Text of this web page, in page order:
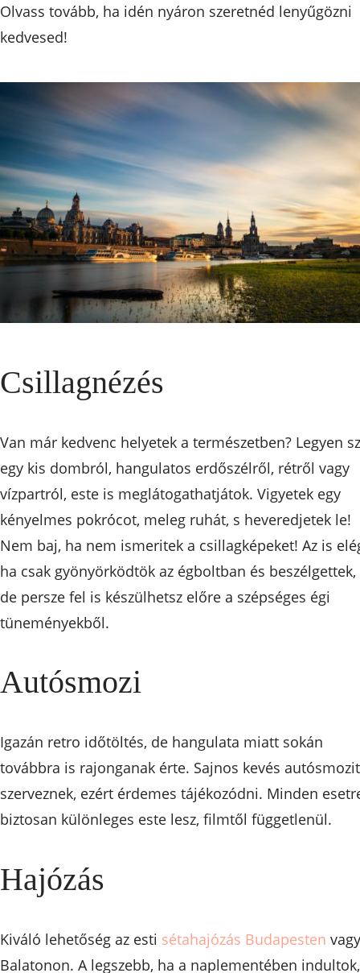
Olvass tovább, ha idén nyáron szeretnéd lenyűgözni
kedvesed!
Csillagnézés
Van már kedvenc helyetek a természetben? Legyen
egy kis dombról, hangulatos erdőszélről, rétről vagy
vízpartról, este is meglátogathatjátok. Vigyetek egy
kényelmes pokrócot, meleg ruhát, s heveredjetek le!
Nem baj, ha nem ismeritek a csillagképeket! Az is
ha csak gyönyörködtök az égboltban és beszélgettek,
de persze fel is készülhetsz előre a szépséges égi
tüneményekből.
Autósmozi
Igazán retro időtöltés, de hangulata miatt sokán
továbbra is rajonganak érte. Sajnos kevés autósmozit
szerveznek, ezért érdemes tájékozódni. Minden
biztosan különleges este lesz, filmtől függetlenül.
Hajózás
Kiváló lehetőség az esti sétahajózás Budapesten
Balatonon. A legszebb, ha a naplementében indultok,